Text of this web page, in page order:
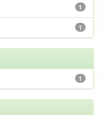
1
1
1